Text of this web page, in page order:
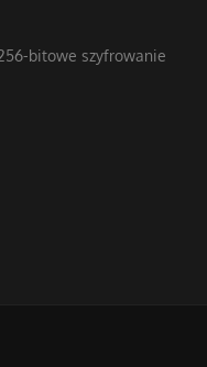
bitowe szyfrowanie